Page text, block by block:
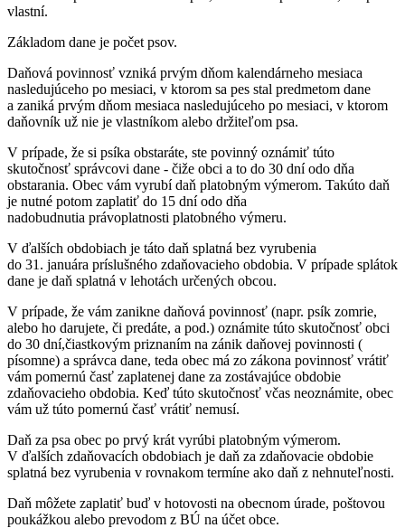
vlastní.
Základom dane je počet psov.
Daňová povinnosť vzniká prvým dňom kalendárneho mesiaca
nasledujúceho po mesiaci, v ktorom sa pes stal predmetom dane
a zaniká prvým dňom mesiaca nasledujúceho po mesiaci, v ktorom
daňovník už nie je vlastníkom alebo držiteľom psa.
V prípade, že si psíka obstaráte, ste povinný oznámiť túto
skutočnosť správcovi dane - čiže obci a to do 30 dní odo dňa
obstarania. Obec vám vyrubí daň platobným výmerom. Takúto daň
je nutné potom zaplatiť do 15 dní odo dňa
nadobudnutia právoplatnosti platobného výmeru.
V ďalších obdobiach je táto daň splatná bez vyrubenia
do 31. januára príslušného zdaňovacieho obdobia. V prípade splátok
dane je daň splatná v lehotách určených obcou.
V prípade, že vám zanikne daňová povinnosť (napr. psík zomrie,
alebo ho darujete, či predáte, a pod.) oznámite túto skutočnosť obci
do 30 dní,čiastkovým priznaním na zánik daňovej povinnosti (
písomne) a správca dane, teda obec má zo zákona povinnosť vrátiť
vám pomernú časť zaplatenej dane za zostávajúce obdobie
zdaňovacieho obdobia. Keď túto skutočnosť včas neoznámite, obec
vám už túto pomernú časť vrátiť nemusí.
Daň za psa obec po prvý krát vyrúbi platobným výmerom.
V ďalších zdaňovacích obdobiach je daň za zdaňovacie obdobie
splatná bez vyrubenia v rovnakom termíne ako daň z nehnuteľnosti.
Daň môžete zaplatiť buď v hotovosti na obecnom úrade, poštovou
poukážkou alebo prevodom z BÚ na účet obce.